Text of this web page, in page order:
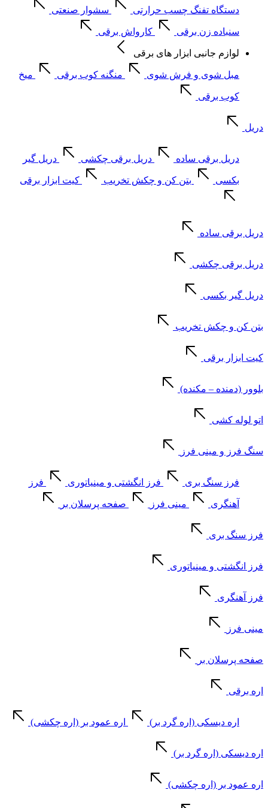
دستگاه تفنگ چسب حرارتی سشوار صنعتی
سنباده زن برقی کارواش برقی
لوازم جانبی ابزار های برقی
مبل شوی و فرش شوی منگنه کوب برقی میخ
کوب برقی
دریل
دریل برقی ساده دریل برقی چکشی دریل گیر
بکسی بتن کن و چکش تخریب کیت ابزار برقی
دریل برقی ساده
دریل برقی چکشی
دریل گیر بکسی
بتن کن و چکش تخریب
کیت ابزار برقی
بلوور (دمنده – مکنده)
اتو لوله کشی
سنگ فرز و مینی فرز
فرز سنگ بری فرز انگشتی و مینیاتوری فرز
آهنگری مینی فرز صفحه پرسلان بر
فرز سنگ بری
فرز انگشتی و مینیاتوری
فرز آهنگری
مینی فرز
صفحه پرسلان بر
اره برقی
اره دیسکی (اره گرد بر) اره عمود بر (اره چکشی)
اره دیسکی (اره گرد بر)
اره عمود بر (اره چکشی)